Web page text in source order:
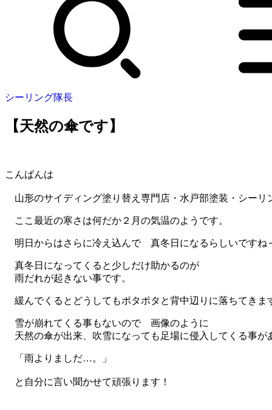
シーリング隊長
【天然の傘です】
こんばんは
山形のサイディング塗り替え専門店・水戸部塗装・シーリ
ここ最近の寒さは何だか２月の気温のようです。
明日からはさらに冷え込んで 真冬日になるらしいですね
真冬日になってくると少しだけ助かるのが
雨だれが起きない事です。
緩んでくるとどうしてもポタポタと背中辺りに落ちてきま
雪が崩れてくる事もないので 画像のように
天然の傘が出来、吹雪になっても足場に侵入してくる事が
「雨よりましだ…。」
と自分に言い聞かせて頑張ります！